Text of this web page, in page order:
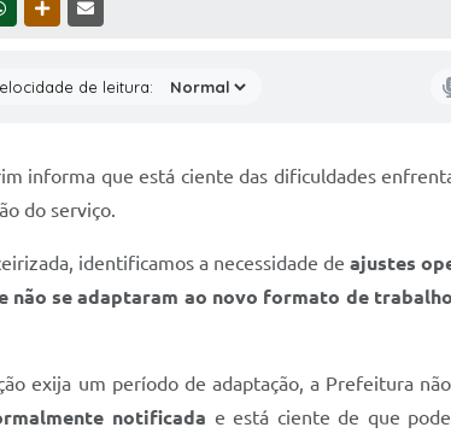
WHATSAPPOUTRAS MÍDIAS
de leitura:
informa que está ciente das dificuldades
do serviço.
identificamos a necessidade deajustes
não se adaptaram ao novo formato de trabalho
exija um período de adaptação, a Prefeitura
notificada e está ciente de que